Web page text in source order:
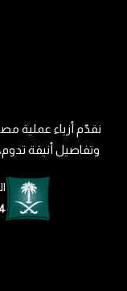
نقدّم أزياء عملية
وتفاصيل أنيقة